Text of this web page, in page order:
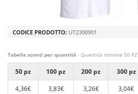
CODICE PRODOTTO: UT2300901
Tabella sconti per quantità - Quantità minima 50 PZ
50 pz 100 pz 200 pz 300 pz
4,36€
3,83€ 3,26€ 3,04€